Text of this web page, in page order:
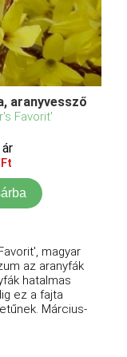
aranyvessző
Favorit'
magyar
az aranyfák
hatalmas
ez a fajta
Március-